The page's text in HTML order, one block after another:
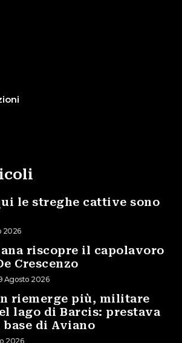
le streghe cattive sono
2026
riscopre il capolavoro
Crescenzo
Agosto 2026
riemerge più, militare
lago di Barcis: prestava
di Aviano
2026